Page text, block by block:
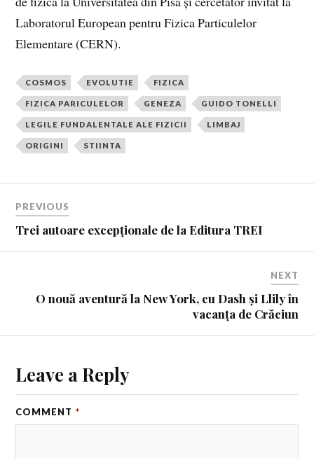
Laboratorul European pentru Fizica Particulelor
Elementare (CERN).
COSMOS EVOLUTIE FIZICA
FIZICA PARICULELOR GENEZA GUIDO TONELLI
LEGILE FUNDALENTALE ALE FIZICII LIMBAJ
ORIGINI STIINTA
PREVIOUS
Trei autoare excepționale de la Editura TREI
NEXT
O nouă aventură la New York, cu Dash și Llily în
vacanța de Crăciun
Leave a Reply
COMMENT *